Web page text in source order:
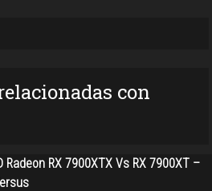
con
Radeon RX 7900XTX Vs RX 7900XT –